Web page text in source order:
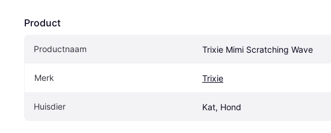
Product
Productnaam Trixie Mimi Scratching Wave
Merk Trixie
Huisdier Kat, Hond